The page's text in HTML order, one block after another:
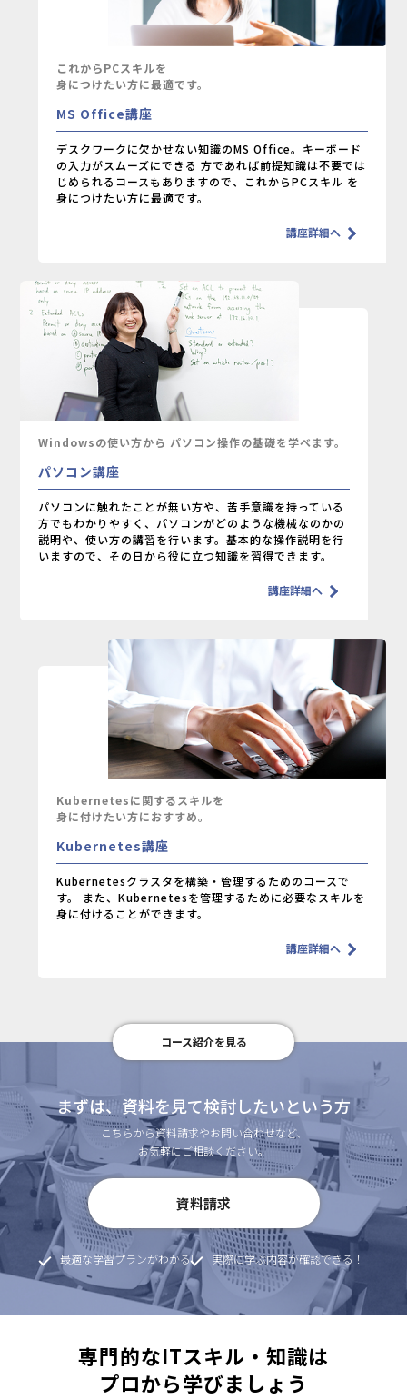
これからPCスキルを
身につけたい方に最適です。
MS Office講座
デスクワークに欠かせない知識のMS Office。キーボード
の入力がスムーズにできる 方であれば前提知識は不要では
じめられるコースもありますので、これからPCスキル を
身につけたい方に最適です。
講座詳細へ
Windowsの使い方から パソコン操作の基礎を学べます。
パソコン講座
パソコンに触れたことが無い方や、苦手意識を持っている
方でもわかりやすく、 パソコンがどのような機械なのかの
説明や、使い方の講習を行います。基本的な操作説明を行
いますので、その日から役に立つ知識を習得できます。
講座詳細へ
Kubernetesに関するスキルを
身に付けたい方におすすめ。
Kubernetes講座
Kubernetesクラスタを構築・管理するためのコースで
す。
また、Kubernetesを管理するために必要なスキルを
身に付けることができます。
講座詳細へ
コース紹介を見る
まずは、資料を見て検討したいという方
こちらから資料請求やお問い合わせなど、
お気軽にご相談ください。
資料請求
最適な学習プランがわかる! 実際に学ぶ内容が確認できる！
専門的なITスキル・知識は
プロから学びましょう